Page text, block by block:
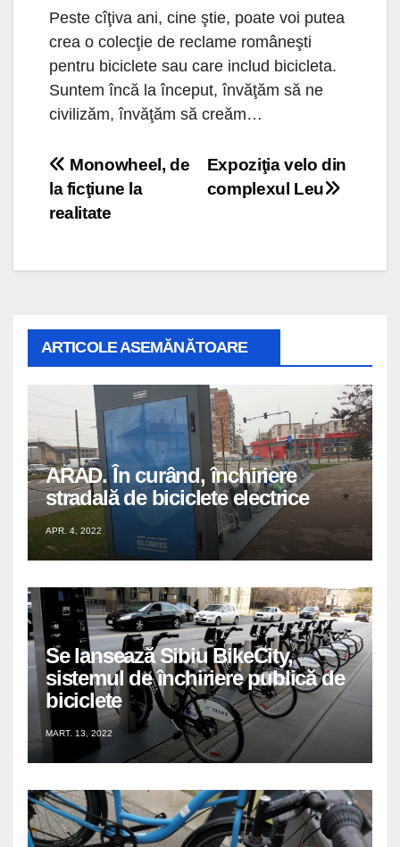
Peste cîţiva ani, cine ştie, poate voi putea
crea o colecţie de reclame româneşti
pentru biciclete sau care includ bicicleta.
Suntem încă la început, învăţăm să ne
civilizăm, învăţăm să creăm…
Navigare
în
Expoziţia velo din
complexul Leu
Monowheel, de
la ficţiune la
realitate
ARTICOLE ASEMĂNĂTOARE
ARAD. În curând, închiriere
stradală de biciclete electrice
APR. 4, 2022
Se lansează Sibiu BikeCity,
sistemul de închiriere publică de
biciclete
MART. 13, 2022